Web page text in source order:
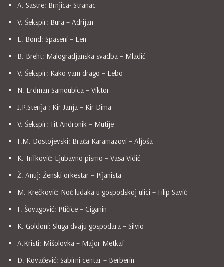
A. Sastre: Brnjica- Stranac
V. Šekspir: Bura – Adrijan
E. Bond: Spaseni – Len
B. Breht: Malogradjanska svadba – Mladić
V. Šekspir: Kako vam drago – Lebo
N. Erdman Samoubica – Viktor
J.P.Sterija : Kir Janja – Kir Dima
V. Šekspir: Tit Andronik – Mutije
F.M. Dostojevski: Braća Karamazovi – Aljoša
K. Trifković: Ljubavno pismo – Vasa Vidić
Ž. Anuj: Ženski orkestar – Pijanista
M. Krečković: Noć ludaka u gospodskoj ulici – Filip Savić
F. Šovagović: Ptičice – Ciganin
K. Goldoni: Sluga dvaju gospodara – Silvio
A.Kristi: Mišolovka – Major Metkaf
D. Kovačević: Sabirni centar – Berberin